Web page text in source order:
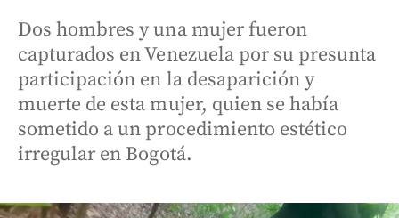
Dos hombres y una mujer fueron
capturados en Venezuela por su presunta
participación en la desaparición y
muerte de esta mujer, quien se había
sometido a un procedimiento estético
irregular en Bogotá.